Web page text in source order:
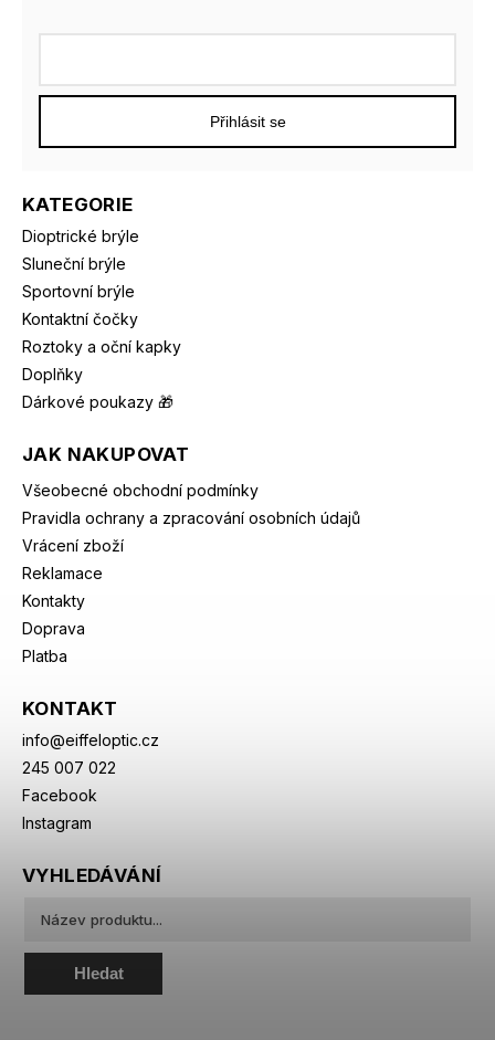
KATEGORIE
Dioptrické brýle
Sluneční brýle
Sportovní brýle
Kontaktní čočky
Roztoky a oční kapky
Doplňky
Dárkové poukazy 🎁
JAK NAKUPOVAT
Všeobecné obchodní podmínky
Pravidla ochrany a zpracování osobních údajů
Vrácení zboží
Reklamace
Kontakty
Doprava
Platba
KONTAKT
info@eiffeloptic.cz
245 007 022
Facebook
Instagram
Přihlásit se
VYHLEDÁVÁNÍ
Hledat